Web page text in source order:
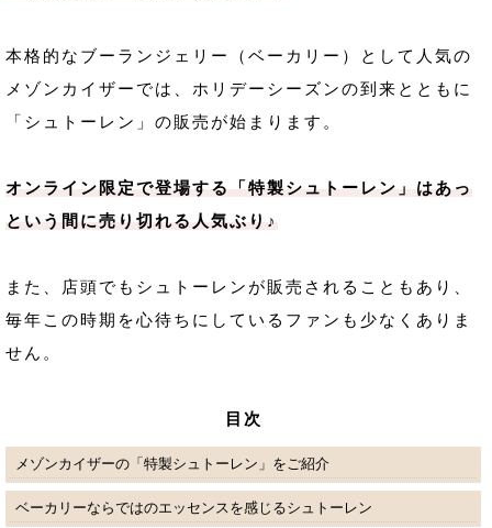
本格的なブーランジェリー（ベーカリー）として人気の
メゾンカイザーでは、ホリデーシーズンの到来とともに
「シュトーレン」の販売が始まります。
オンライン限定で登場する「特製シュトーレン」はあっ
という間に売り切れる人気ぶり♪
また、店頭でもシュトーレンが販売されることもあり、
毎年この時期を心待ちにしているファンも少なくありま
せん。
目次
メゾンカイザーの「特製シュトーレン」をご紹介
ベーカリーならではのエッセンスを感じるシュトーレン